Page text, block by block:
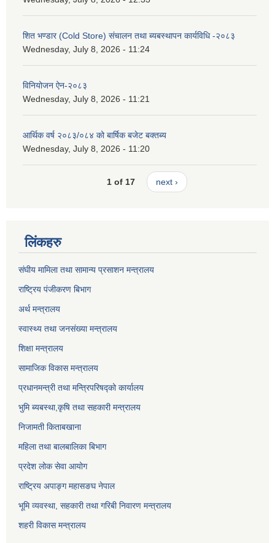
शित भण्डार (Cold Store) संचालन तथा ब्यबस्थापन कार्यविधि -२०८३
Wednesday, July 8, 2026 - 11:24
विनियोजन ऐन-२०८३
Wednesday, July 8, 2026 - 11:21
आर्थिक वर्ष २०८३/०८४ को बार्षिक बजेट बक्तब्य
Wednesday, July 8, 2026 - 11:20
1 of 17 next ›
लिंकहरु
संघीय मामिला तथा सामान्य प्रसाशन मन्त्रालय
राष्ट्रिय पंजीकरण बिभाग
अर्थ मन्त्रालय
स्वास्थ्य तथा जनसंख्या मन्त्रालय
शिक्षा मन्त्रालय
सामाजिक विकास मन्त्रालय
प्रधानमन्त्री तथा मन्त्रिपरिषद्को कार्यालय
भुमि ब्यबस्था,कृषि तथा सहकारी मन्त्रालय
निजामती किताबखाना
महिला तथा बालबालिका बिभाग
प्रदेश लोक सेवा आयोग
राष्ट्रिय अपाङ्ग महासङघ नेपाल
भूमि व्यवस्था, सहकारी तथा गरिबी निवारण मन्त्रालय
शहरी विकास मन्त्रालय